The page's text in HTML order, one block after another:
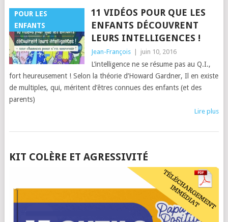
POUR LES
ENFANTS
11 VIDÉOS POUR QUE LES
ENFANTS DÉCOUVRENT
LEURS INTELLIGENCES !
Jean-François juin 10, 2016
L’intelligence ne se résume pas au Q.I.,
fort heureusement ! Selon la théorie d’Howard Gardner, Il en existe
de multiples, qui, méritent d’êtres connues des enfants (et des
parents)
Lire plus
POSTS
KIT COLÈRE ET AGRESSIVITÉ